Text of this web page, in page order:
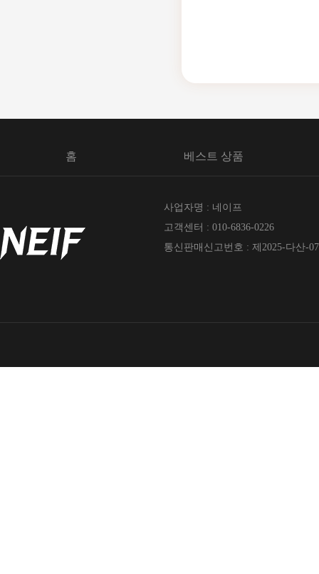
홈 베스트 상품
사업자명 : 네이프
고객센터 : 010-6836-0226
통신판매신고번호 : 제2025-다산-